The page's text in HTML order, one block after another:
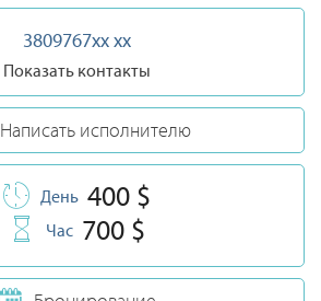
3809767xx xx
Показать контакты
Написать исполнителю
День 400 $
Час 700 $